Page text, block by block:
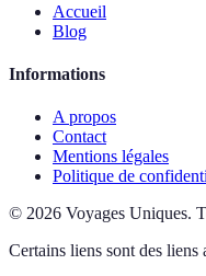
Accueil
Blog
Informations
A propos
Contact
Mentions légales
Politique de
© 2026 Voyages Uniques.
Certains liens sont des liens